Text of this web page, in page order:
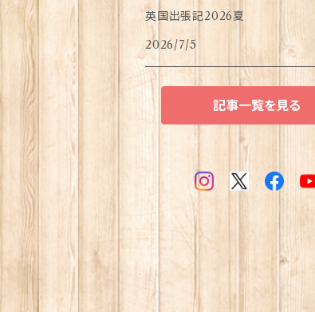
英国出張記2026夏
2026/7/5
記事一覧を見る